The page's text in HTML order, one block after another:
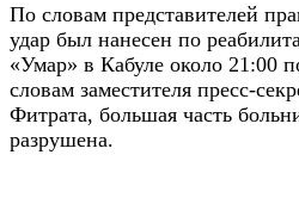
По словам представителей
удар был нанесен по
«Умар» в Кабуле около 21:00
словам заместителя пресс-
Фитрата, большая часть
разрушена.